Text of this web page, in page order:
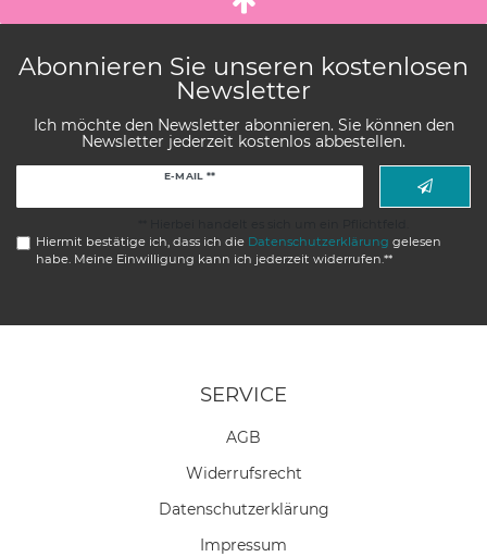
Abonnieren Sie unseren kostenlosen
Newsletter
Ich möchte den Newsletter abonnieren. Sie können den
Newsletter jederzeit kostenlos abbestellen.
E-MAIL **
Hiermit bestätige ich, dass ich die Daten­schutz­erklärung gelesen
habe. Meine Einwilligung kann ich jederzeit widerrufen.**
SERVICE
AGB
Widerrufs­recht
Daten­schutz­erklärung
Impressum